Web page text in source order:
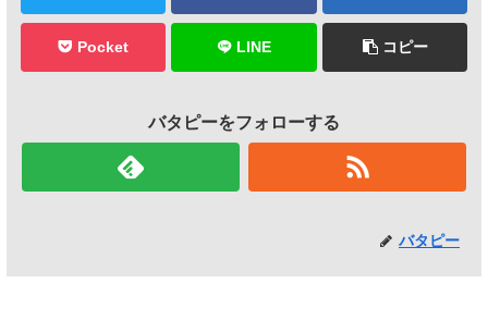
Pocket LINE コピー
バタピーをフォローする
バタピー